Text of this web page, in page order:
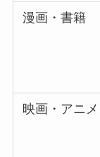
漫画・書籍
映画・アニメ